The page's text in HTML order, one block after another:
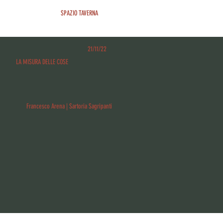
SPAZIO TAVERNA
LA MISURA DELLE COSE
21/11/22
Francesco Arena | Sartoria Sagripanti